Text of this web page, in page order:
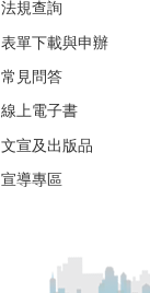
法規查詢
表單下載與申辦
常見問答
線上電子書
文宣及出版品
宣導專區